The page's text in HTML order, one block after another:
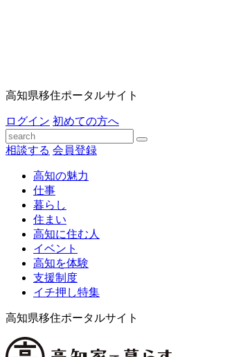
高知県移住ポータルサイト
ログイン 初めての方へ
相談する 会員登録
高知の魅力
仕事
暮らし
住まい
高知に住む人
イベント
高知を体験
支援制度
イチ押し特集
高知県移住ポータルサイト